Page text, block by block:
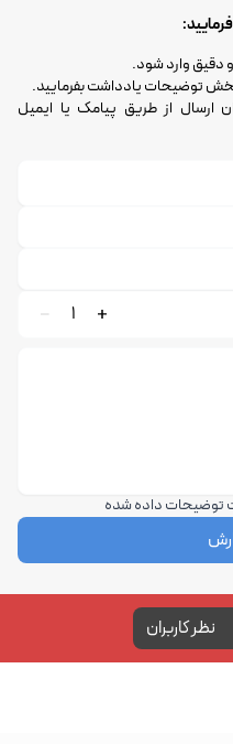
دقیق وارد شود.
بخش توضیحات یادداشت بفرمایید.
ارسال از طریق پیامک یا ایمیل
1
توضیحات داده شده
نظر کاربران